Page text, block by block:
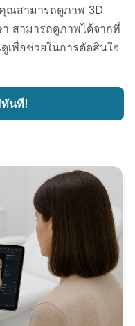
ณสามารถดูภาพ 3D
สามารถดูภาพได้จากที่
พื่อช่วยในการตัดสินใจ
นที!